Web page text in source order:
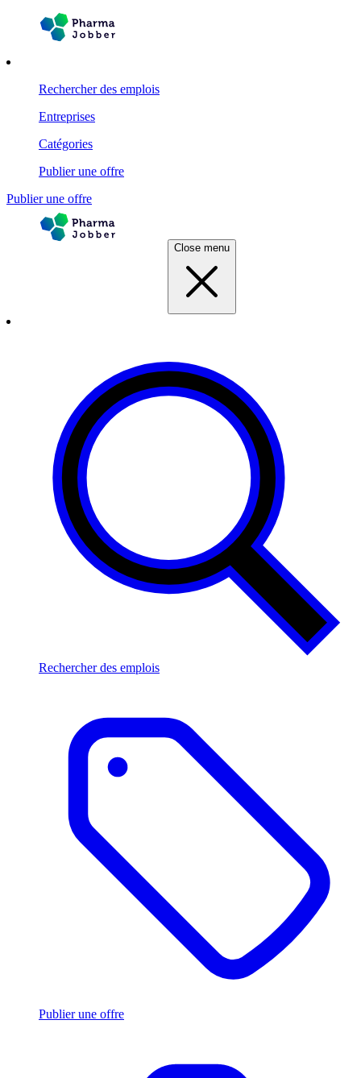
Rechercher des emplois
Entreprises
Catégories
Publier une offre
Publier une offre
Close menu
Rechercher des emplois
Publier une offre